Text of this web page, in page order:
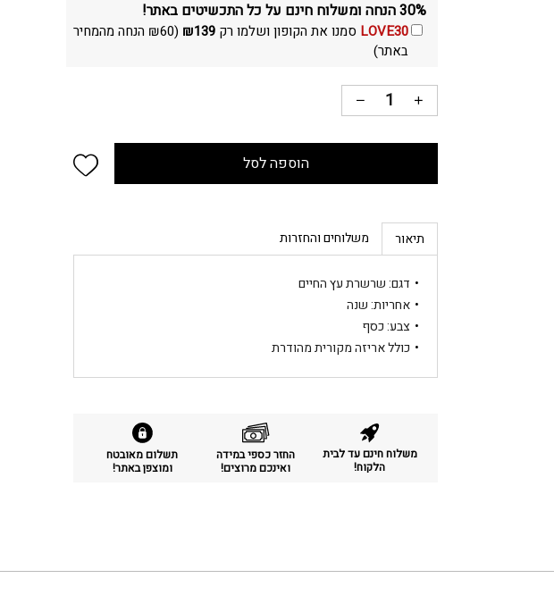
30% הנחה ומשלוח חינם על כל התכשיטים באתר!
LOVE30 סמנו את הקופון ושלמו רק ₪139
(
₪60
הנחה מהמחיר
באתר)
הוספה לסל wishlist
תיאור משלוחים והחזרות
דגם: שרשרת עץ החיים
אחריות: שנה
צבע: כסף
כולל אריזה מקורית מהודרת
משלוח חינם עד לבית
הלקוח!
החזר כספי במידה
ואינכם מרוצים!
תשלום מאובטח
ומוצפן באתר!